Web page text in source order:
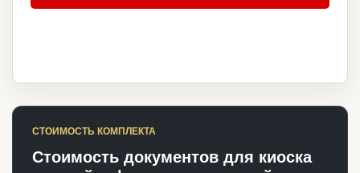
СТОИМОСТЬ КОМПЛЕКТА
Стоимость документов для киоска